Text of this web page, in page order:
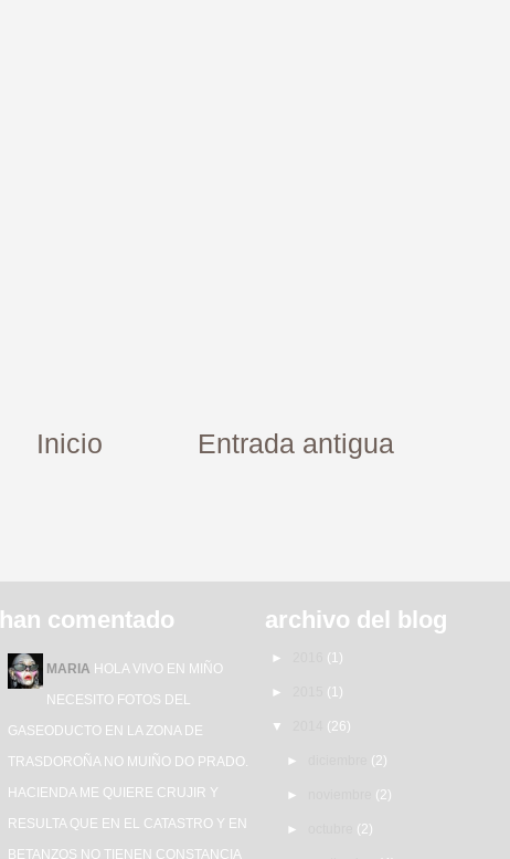
Entrada antigua
Inicio
han comentado
MARIA HOLA VIVO EN MIÑO
NECESITO FOTOS DEL
GASEODUCTO EN LA ZONA DE
TRASDOROÑA NO MUIÑO DO PRADO.
HACIENDA ME QUIERE CRUJIR Y
RESULTA QUE EN EL CATASTRO Y EN
BETANZOS NO TIENEN CONSTANCIA
archivo del blog
► (1)
► (1)
▼ (26)
► (2)
► (2)
► (2)